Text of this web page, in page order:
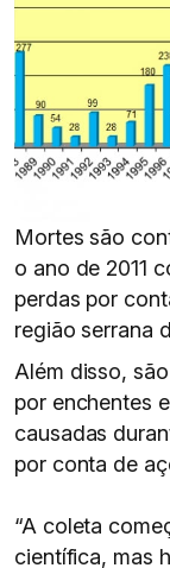
Mortes são
o ano de 2011
perdas por
região serrana
Além disso,
por enchentes
causadas
por conta de
“A coleta
científica, mas